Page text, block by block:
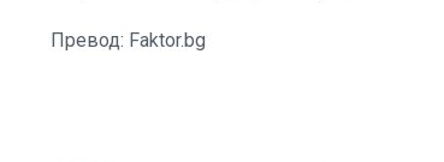
Превод: Faktor.bg